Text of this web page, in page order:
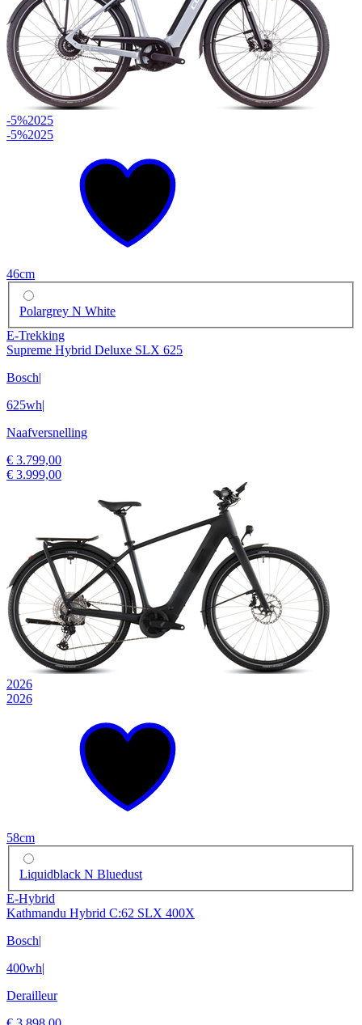
-5%2025
-5%2025
46cm
Polargrey N White
E-Trekking
Supreme Hybrid Deluxe SLX 625
Bosch|
625wh|
Naafversnelling
€ 3.799,00
€ 3.999,00
2026
2026
58cm
Liquidblack N Bluedust
E-Hybrid
Kathmandu Hybrid C:62 SLX 400X
Bosch|
400wh|
Derailleur